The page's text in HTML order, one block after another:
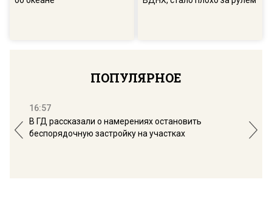
ПОПУЛЯРНОЕ
16:57
В ГД рассказали о намерениях остановить
беспорядочную застройку на участках